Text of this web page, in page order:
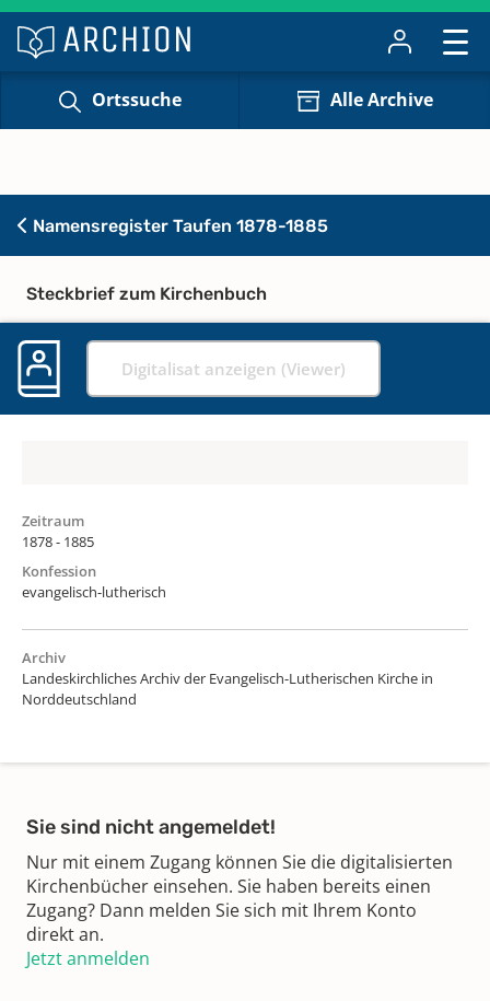
Ortssuche Alle Archive
Namensregister Taufen 1878-1885
Steckbrief zum Kirchenbuch
Digitalisat anzeigen (Viewer)
Zeitraum
1878 - 1885
Konfession
evangelisch-lutherisch
Archiv
Landeskirchliches Archiv der Evangelisch-Lutherischen Kirche in
Norddeutschland
Sie sind nicht angemeldet!
Nur mit einem Zugang können Sie die digitalisierten
Kirchenbücher einsehen. Sie haben bereits einen
Zugang? Dann melden Sie sich mit Ihrem Konto
direkt an.
Jetzt anmelden